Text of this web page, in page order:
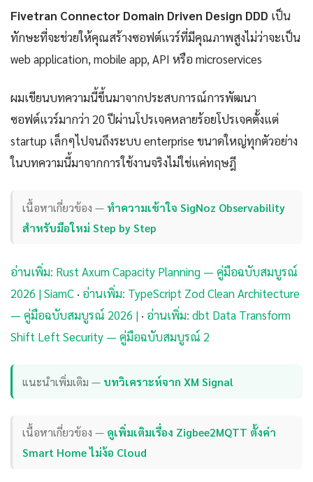
Fivetran Connector Domain Driven Design DDD เป็น
ทักษะที่จะช่วยให้คุณสร้างซอฟต์แวร์ที่มีคุณภาพสูงไม่ว่าจะเป็น
web application, mobile app, API หรือ microservices
ผมเขียนบทความนี้ขึ้นมาจากประสบการณ์การพัฒนา
ซอฟต์แวร์มากว่า 20 ปีผ่านโปรเจคหลายร้อยโปรเจคตั้งแต่
startup เล็กๆไปจนถึงระบบ enterprise ขนาดใหญ่ทุกตัวอย่าง
ในบทความนี้มาจากการใช้งานจริงไม่ใช่แค่ทฤษฎี
เนื้อหาเกี่ยวข้อง — ทำความเข้าใจ SigNoz Observability
สำหรับมือใหม่ Step by Step
อ่านเพิ่ม: Rust Axum Capacity Planning — คู่มือฉบับสมบูรณ์
2026 | SiamC · อ่านเพิ่ม: TypeScript Zod Clean Architecture
— คู่มือฉบับสมบูรณ์ 2026 | · อ่านเพิ่ม: dbt Data Transform
Shift Left Security — คู่มือฉบับสมบูรณ์ 2
แนะนำเพิ่มเติม — บทวิเคราะห์จาก XM Signal
เนื้อหาเกี่ยวข้อง — ดูเพิ่มเติมเรื่อง Zigbee2MQTT ตั้งค่า
Smart Home ไม่ง้อ Cloud